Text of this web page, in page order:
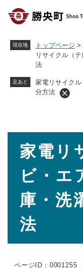
現在地 トップページ >
リサイクル（
法
足あと
家電リサイク
分方法
家電リ
ビ・エ
庫・洗
法
ページID：0001255